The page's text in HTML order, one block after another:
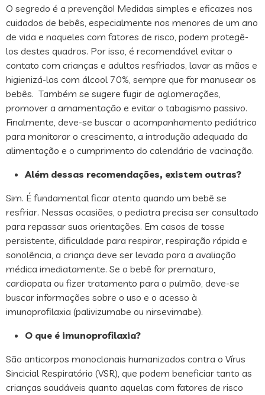
O segredo é a prevenção! Medidas simples e eficazes nos
cuidados de bebês, especialmente nos menores de um ano
de vida e naqueles com fatores de risco, podem protegê-
los destes quadros. Por isso, é recomendável evitar o
contato com crianças e adultos resfriados, lavar as mãos e
higienizá-las com álcool 70%, sempre que for manusear os
bebês. Também se sugere fugir de aglomerações,
promover a amamentação e evitar o tabagismo passivo.
Finalmente, deve-se buscar o acompanhamento pediátrico
para monitorar o crescimento, a introdução adequada da
alimentação e o cumprimento do calendário de vacinação.
Além dessas recomendações, existem outras?
Sim. É fundamental ficar atento quando um bebê se
resfriar. Nessas ocasiões, o pediatra precisa ser consultado
para repassar suas orientações. Em casos de tosse
persistente, dificuldade para respirar, respiração rápida e
sonolência, a criança deve ser levada para a avaliação
médica imediatamente. Se o bebê for prematuro,
cardiopata ou fizer tratamento para o pulmão, deve-se
buscar informações sobre o uso e o acesso à
imunoprofilaxia (palivizumabe ou nirsevimabe).
O que é imunoprofilaxia?
São anticorpos monoclonais humanizados contra o Vírus
Sincicial Respiratório (VSR), que podem beneficiar tanto as
crianças saudáveis quanto aquelas com fatores de risco